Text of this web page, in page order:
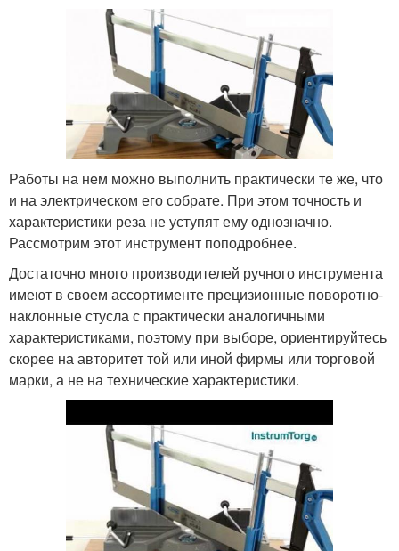
Работы на нем можно выполнить практически те же, что
и на электрическом его собрате. При этом точность и
характеристики реза не уступят ему однозначно.
Рассмотрим этот инструмент поподробнее.
Достаточно много производителей ручного инструмента
имеют в своем ассортименте прецизионные поворотно-
наклонные стусла с практически аналогичными
характеристиками, поэтому при выборе, ориентируйтесь
скорее на авторитет той или иной фирмы или торговой
марки, а не на технические характеристики.